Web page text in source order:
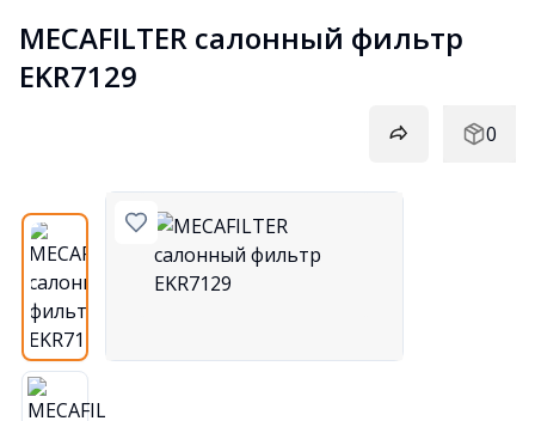
MECAFILTER салонный фильтр
EKR7129
0